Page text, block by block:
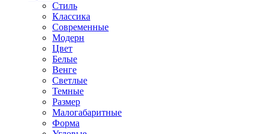
Стиль
Классика
Современные
Модерн
Цвет
Белые
Венге
Светлые
Темные
Размер
Малогабаритные
Форма